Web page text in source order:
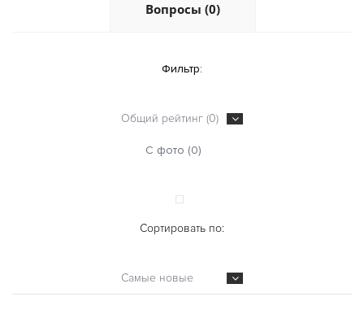
Вопросы (0)
Фильтр:
Общий рейтинг (0)
С фото (0)
Сортировать по:
Самые новые